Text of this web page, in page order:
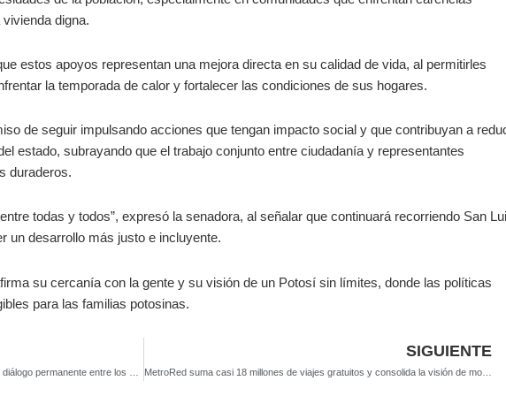
digna.
estos apoyos representan una mejora directa en su calidad de vida, al permitirles
la temporada de calor y fortalecer las condiciones de sus hogares.
de seguir impulsando acciones que tengan impacto social y que contribuyan a
estado, subrayando que el trabajo conjunto entre ciudadanía y representantes
duraderos.
todas y todos”, expresó la senadora, al señalar que continuará recorriendo San
un desarrollo más justo e incluyente.
su cercanía con la gente y su visión de un Potosí sin límites, donde las políticas
para las familias potosinas.
SIGUIENTE
MetroRed suma casi 18 millones de viajes gratuitos y consolida la visión de movilidad de Ricardo Gallardo